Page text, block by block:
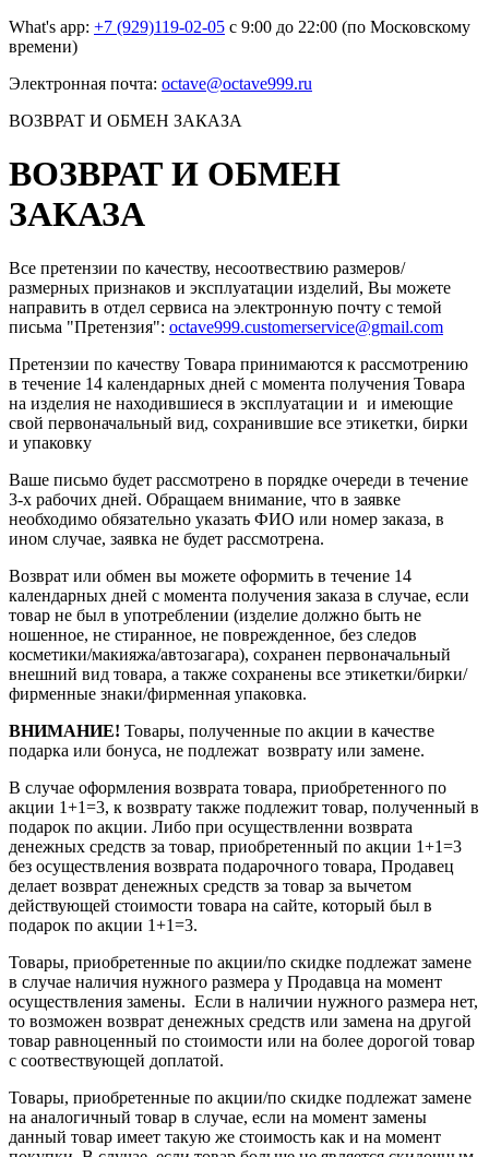
What's app: +7 (929)119-02-05 с 9:00 до 22:00 (по Московскому
времени)
Электронная почта: octave@octave999.ru
ВОЗВРАТ И ОБМЕН ЗАКАЗА
ВОЗВРАТ И ОБМЕН
ЗАКАЗА
Все претензии по качеству, несоотвествию размеров/
размерных признаков и эксплуатации изделий, Вы можете
направить в отдел сервиса на электронную почту c темой
письма "Претензия": octave999.customerservice@gmail.com
Претензии по качеству Товара принимаются к рассмотрению
в течение 14 календарных дней с момента получения Товара
на изделия не находившиеся в эксплуатации и и имеющие
свой первоначальный вид, сохранившие все этикетки, бирки
и упаковку
Ваше письмо будет рассмотрено в порядке очереди в течение
3-х рабочих дней. Обращаем внимание, что в заявке
необходимо обязательно указать ФИО или номер заказа, в
ином случае, заявка не будет рассмотрена.
Возврат или обмен вы можете оформить в течение 14
календарных дней с момента получения заказа в случае, если
товар не был в употреблении (изделие должно быть не
ношенное, не стиранное, не поврежденное, без следов
косметики/макияжа/автозагара), сохранен первоначальный
внешний вид товара, а также сохранены все этикетки/бирки/
фирменные знаки/фирменная упаковка.
ВНИМАНИЕ! Товары, полученные по акции в качестве
подарка или бонуса, не подлежат возврату или замене.
В случае оформления возврата товара, приобретенного по
акции 1+1=3, к возврату также подлежит товар, полученный в
подарок по акции. Либо при осуществленни возврата
денежных средств за товар, приобретенный по акции 1+1=3
без осуществления возврата подарочного товара, Продавец
делает возврат денежных средств за товар за вычетом
действующей стоимости товара на сайте, который был в
подарок по акции 1+1=3.
Товары, приобретенные по акции/по скидке подлежат замене
в случае наличия нужного размера у Продавца на момент
осуществления замены. Если в наличии нужного размера нет,
то возможен возврат денежных средств или замена на другой
товар равноценный по стоимости или на более дорогой товар
с соотвествующей доплатой.
Товары, приобретенные по акции/по скидке подлежат замене
на аналогичный товар в случае, если на момент замены
данный товар имеет такую же стоимость как и на момент